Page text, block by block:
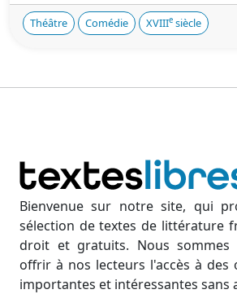
Théâtre Comédie XVIIIe siècle
Bienvenue sur notre site, qui
sélection de textes de littérature
droit et gratuits. Nous
offrir à nos lecteurs l'accès à
importantes et intéressantes sans